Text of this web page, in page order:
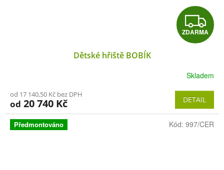
Z
D
R
M
A
ZDARMA
Dětské hřiště BOBÍK
Skladem
od 17 140,50 Kč bez DPH
od 20 740 Kč DETAIL
Předmontováno Kód: 997/CER